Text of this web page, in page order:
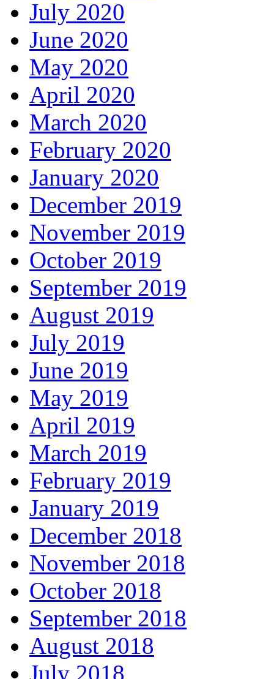
July 2020
June 2020
May 2020
April 2020
March 2020
February 2020
January 2020
December 2019
November 2019
October 2019
September 2019
August 2019
July 2019
June 2019
May 2019
April 2019
March 2019
February 2019
January 2019
December 2018
November 2018
October 2018
September 2018
August 2018
July 2018